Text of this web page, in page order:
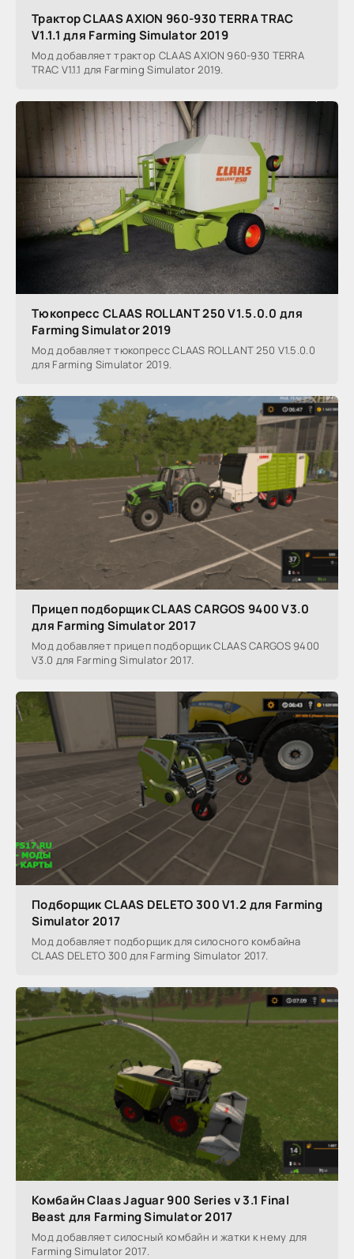
Трактор CLAAS AXION 960-930 TERRA TRAC
V1.1.1 для Farming Simulator 2019
Мод добавляет трактор CLAAS AXION 960-930 TERRA
TRAC V1.1.1 для Farming Simulator 2019.
Тюкопресс CLAAS ROLLANT 250 V1.5.0.0 для
Farming Simulator 2019
Мод добавляет тюкопресс CLAAS ROLLANT 250 V1.5.0.0
для Farming Simulator 2019.
Прицеп подборщик CLAAS CARGOS 9400 V3.0
для Farming Simulator 2017
Мод добавляет прицеп подборщик CLAAS CARGOS 9400
V3.0 для Farming Simulator 2017.
Подборщик CLAAS DELETO 300 V1.2 для Farming
Simulator 2017
Мод добавляет подборщик для силосного комбайна
CLAAS DELETO 300 для Farming Simulator 2017.
Комбайн Claas Jaguar 900 Series v 3.1 Final
Beast для Farming Simulator 2017
Мод добавляет силосный комбайн и жатки к нему для
Farming Simulator 2017.